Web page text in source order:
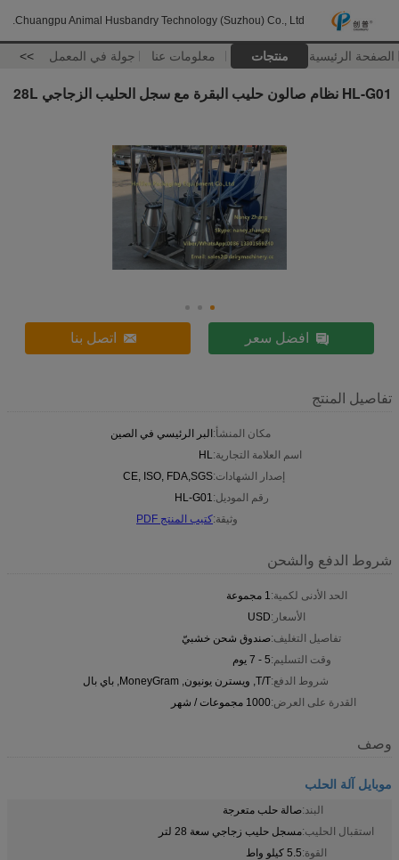
Chuangpu Animal Husbandry Technology (Suzhou) Co., Ltd.
الصفحة الرئيسية منتجات معلومات عنا جولة في المعمل >>
HL-G01 نظام صالون حليب البقرة مع سجل الحليب الزجاجي 28L
افضل سعر اتصل بنا
تفاصيل المنتج
مكان المنشأ:البر الرئيسي في الصين
اسم العلامة التجارية:HL
إصدار الشهادات:CE, ISO, FDA,SGS
رقم الموديل:HL-G01
وثيقة:كتيب المنتج PDF
شروط الدفع والشحن
الحد الأدنى لكمية:1 مجموعة
الأسعار:USD
تفاصيل التغليف:صندوق شحن خشبيّ
وقت التسليم:5 - 7 يوم
شروط الدفع:T/T, ويسترن يونيون, MoneyGram, باي بال
القدرة على العرض:1000 مجموعات / شهر
وصف
موبايل آلة الحلب
البند:صالة حلب متعرجة
استقبال الحليب:مسجل حليب زجاجي سعة 28 لتر
القوة:5.5 كيلو واط